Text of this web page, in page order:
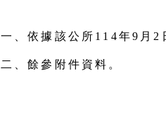
一、依據該公所114年9月2
二、餘參附件資料。